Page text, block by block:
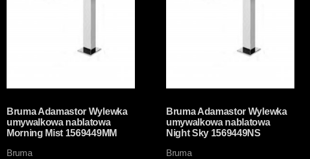
Bruma Adamastor Wylewka
umywalkowa nablatowa
Morning Mist 1569449MM
Bruma
Bruma Adamastor Wylewka
umywalkowa nablatowa
Night Sky 1569449NS
Bruma